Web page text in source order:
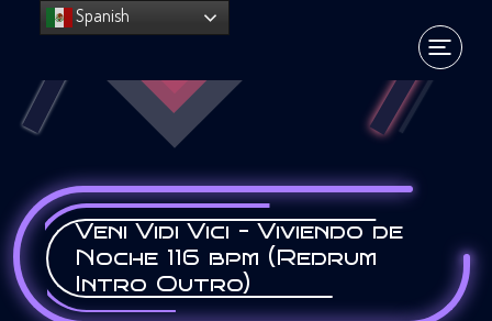
Veni Vidi Vici – Viviendo de
Noche 116 bpm (Redrum
Intro Outro)
Spanish